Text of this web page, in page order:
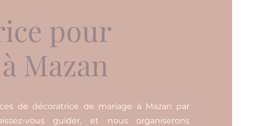
pour
Mazan
de décoratrice de mariage à Mazan par
vous guider, et nous organiserons